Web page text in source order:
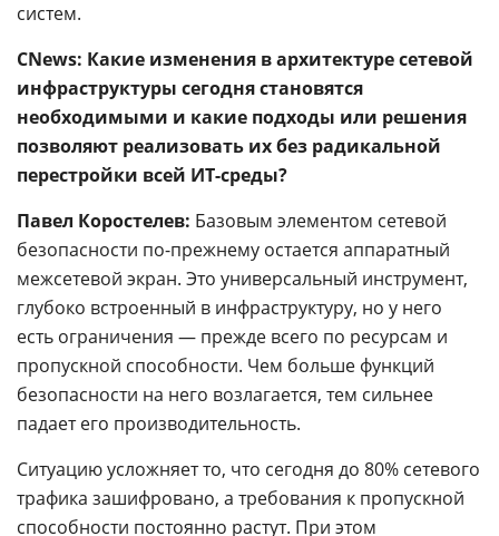
систем.
CNews: Какие изменения в архитектуре сетевой
инфраструктуры сегодня становятся
необходимыми и какие подходы или решения
позволяют реализовать их без радикальной
перестройки всей ИТ-среды?
Павел Коростелев: Базовым элементом сетевой
безопасности по-прежнему остается аппаратный
межсетевой экран. Это универсальный инструмент,
глубоко встроенный в инфраструктуру, но у него
есть ограничения — прежде всего по ресурсам и
пропускной способности. Чем больше функций
безопасности на него возлагается, тем сильнее
падает его производительность.
Ситуацию усложняет то, что сегодня до 80% сетевого
трафика зашифровано, а требования к пропускной
способности постоянно растут. При этом